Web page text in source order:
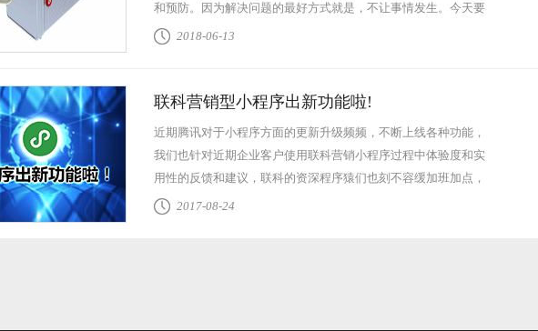
和预防。因为解决问题的最好方式就是，不让事情发生。今天要
教大家的就是这...
2018-06-13
联科营销型小程序出新功能啦!
近期腾讯对于小程序方面的更新升级频频，不断上线各种功能，
我们也针对近期企业客户使用联科营销小程序过程中体验度和实
用性的反馈和建议，联科的资深程序猿们也刻不容缓加班加点，
我们进行了7大...
2017-08-24